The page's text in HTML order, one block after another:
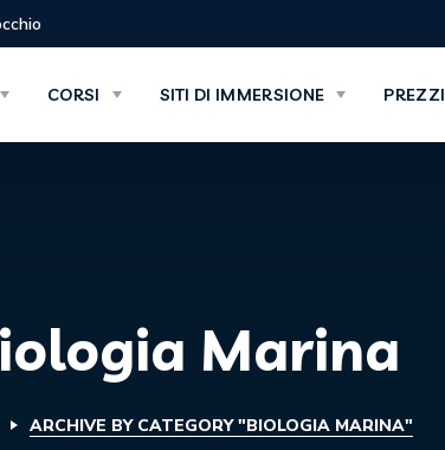
CORSI SITI DI IMMERSIONE PREZZI
Marina
ARCHIVE BY CATEGORY "BIOLOGIA MARINA"